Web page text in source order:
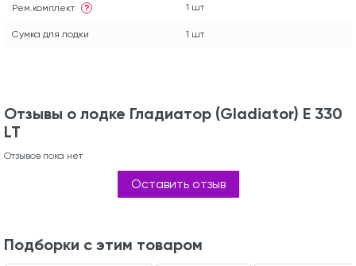
Рем.комплект ? 1 шт
Сумка для лодки 1 шт
Отзывы о лодке Гладиатор (Gladiator) E 330
LT
Отзывов пока нет
Оставить отзыв
Подборки с этим товаром